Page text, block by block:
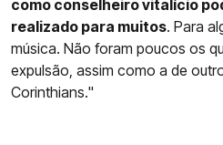
como conselheiro vitalício
realizado para muitos. Para
música. Não foram poucos os
expulsão, assim como a de
Corinthians."